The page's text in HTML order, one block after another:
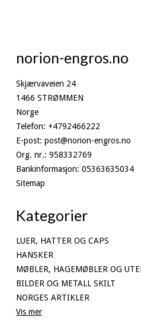
norion-engros.no
Skjærvaveien 24
1466 STRØMMEN
Norge
Telefon: +4792466222
E-post: post@norion-engros.no
Org. nr.: 958332769
Bankinformasjon: 05363635034
Sitemap
Kategorier
LUER, HATTER OG CAPS
HANSKER
MØBLER, HAGEMØBLER OG
BILDER OG METALL SKILT
NORGES ARTIKLER
Vis mer